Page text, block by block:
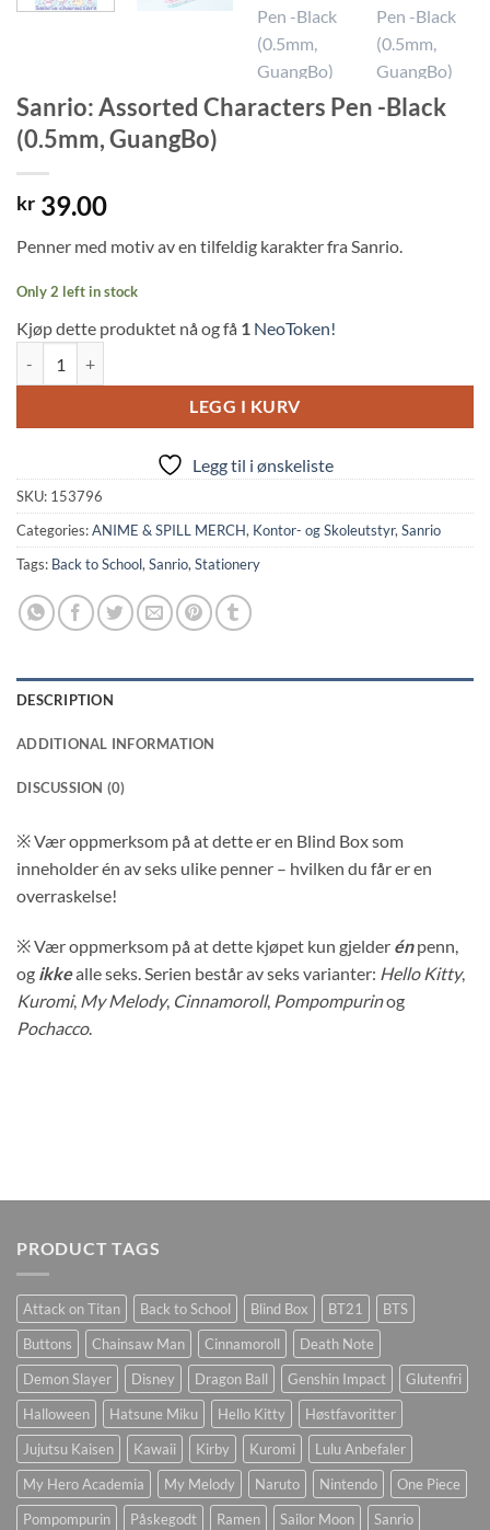
Sanrio: Assorted Characters Pen -Black
(0.5mm, GuangBo)
kr 39.00
Penner med motiv av en tilfeldig karakter fra Sanrio.
Only 2 left in stock
Kjøp dette produktet nå og få 1 NeoToken!
LEGG I KURV
Legg til i ønskeliste
SKU: 153796
Categories:ANIME & SPILL MERCH, Kontor- og Skoleutstyr, Sanrio
Tags: Back to School, Sanrio, Stationery
DESCRIPTION
ADDITIONAL INFORMATION
DISCUSSION (0)
※ Vær oppmerksom på at dette er en Blind Box som
inneholder én av seks ulike penner – hvilken du får er en
overraskelse!
※Vær oppmerksom på at dette kjøpet kun gjelder énpenn,
og ikkealle seks. Serien består av seks varianter: Hello Kitty,
Kuromi, My Melody, Cinnamoroll, Pompompurinog
Pochacco.
PRODUCT TAGS
Attack on Titan Back to School Blind Box BT21
BTS
Buttons
Chainsaw Man Cinnamoroll
Death Note
Demon Slayer
Disney Dragon Ball Genshin Impact
Glutenfri
Halloween
Hatsune Miku Hello Kitty
Høstfavoritter
Jujutsu Kaisen
Kawaii Kirby Kuromi
Lulu Anbefaler
My Hero Academia
My Melody Naruto Nintendo
One Piece
Pompompurin
Påskegodt Ramen Sailor Moon
Sanrio